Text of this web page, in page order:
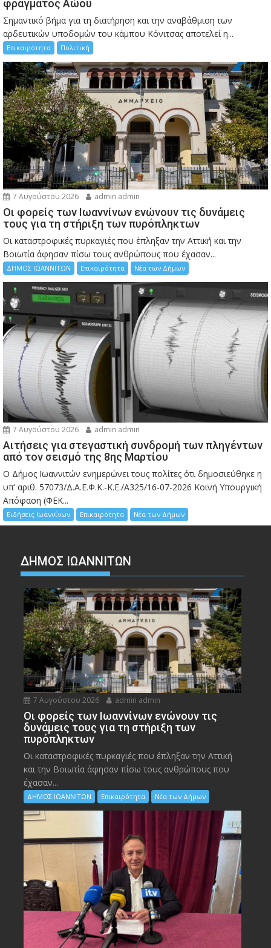
φράγματος Αώου
Σημαντικό βήμα για τη διατήρηση και την αναβάθμιση των
αρδευτικών υποδομών του κάμπου Κόνιτσας αποτελεί η...
Επικαιρότητα Πολιτική
7 Αυγούστου 2026 admin admin
Οι φορείς των Ιωαννίνων ενώνουν τις δυνάμεις
τους για τη στήριξη των πυρόπληκτων
Οι καταστροφικές πυρκαγιές που έπληξαν την Αττική και την
Bοιωτία άφησαν πίσω τους ανθρώπους που έχασαν...
ΔΗΜΟΣ ΙΩΑΝΝΙΤΩΝ Επικαιρότητα Νέα των Δήμων
7 Αυγούστου 2026 admin admin
Αιτήσεις για στεγαστική συνδρομή των πληγέντων
από τον σεισμό της 8ης Μαρτίου
Ο Δήμος Ιωαννιτών ενημερώνει τους πολίτες ότι δημοσιεύθηκε η
υπ’ αριθ. 57073/Δ.Α.Ε.Φ.Κ.-Κ.Ε./Α325/16-07-2026 Κοινή Υπουργική
Απόφαση (ΦΕΚ...
Ειδήσεις Ιωαννίνων Επικαιρότητα Νέα των Δήμων
ΔΗΜΟΣ ΙΩΑΝΝΙΤΩΝ
7 Αυγούστου 2026 admin admin
Οι φορείς των Ιωαννίνων ενώνουν τις
δυνάμεις τους για τη στήριξη των
πυρόπληκτων
Οι καταστροφικές πυρκαγιές που έπληξαν την Αττική
και την Bοιωτία άφησαν πίσω τους ανθρώπους που
έχασαν...
ΔΗΜΟΣ ΙΩΑΝΝΙΤΩΝ Επικαιρότητα Νέα των Δήμων